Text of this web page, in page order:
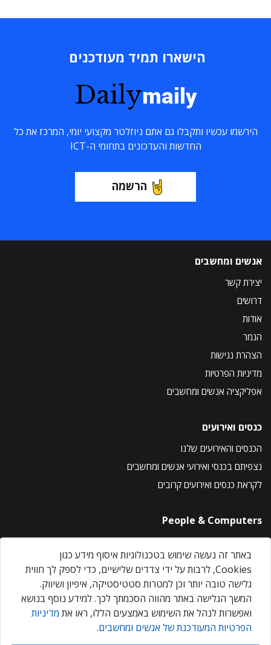
הישארו תמיד מעודכנים
Dailymaily
הירשמו עכשיו ותקבלו גם אתם ניוזלטר מקצועי יומי, המרכז את כל
החדשות והעדכונים בתחומי ה-ICT
הרשמה
אנשים ומחשבים
יצירת קשר
דרושים
אודות
הנמר
הצהרת נגישות
מדיניות הפרטיות
אפליקציה אנשים ומחשבים
כנסים ואירועים
הכנסים והאירועים שלנו
נצפיתם בכנסי ואירועי אנשים ומחשבים
לקראת כנסים ואירועים קרובים
People & Computers
About Us
Privacy Policy
Contact Us
Our Events
אנשים ומחשבים © 2026 – כל הזכויות שמורות
באתר זה נעשה שימוש בטכנולוגיות איסוף מידע כגון
Cookies, לרבות על ידי צדדים שלישיים, כדי לספק לך חווית
גלישה טובה יותר וכן למטרות סטטיסטיקה, איפיון ושיווק.
המשך הגלישה באתר מהווה הסכמתך לכך. למידע נוסף בנושא
ואפשרות לנהל את השימוש באמצעים הללו, ראו את מדיניות
הפרטיות המעודכנת של אנשים ומחשבים.